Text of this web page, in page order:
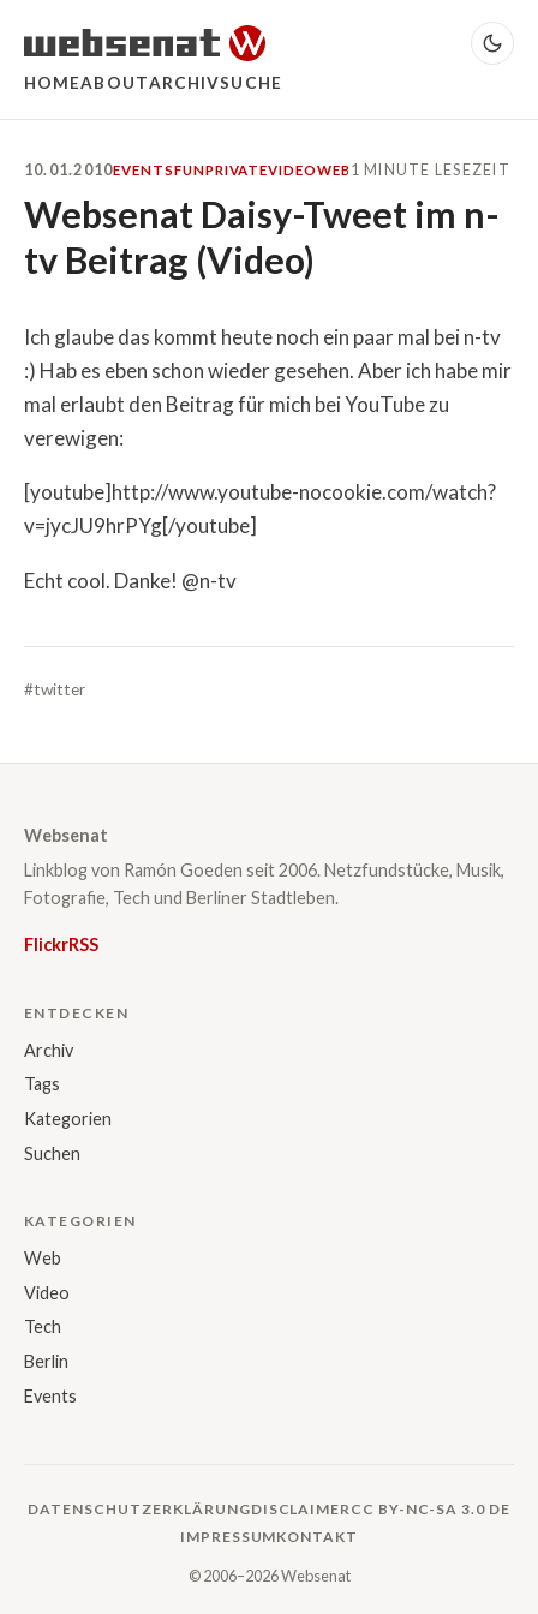
HOMEABOUTARCHIVSUCHE
10.01.2010EVENTSFUNPRIVATEVIDEOWEB1 MINUTE LESEZEIT
Websenat Daisy-Tweet im n-
tv Beitrag (Video)
Ich glaube das kommt heute noch ein paar mal bei n-tv
:) Hab es eben schon wieder gesehen. Aber ich habe mir
mal erlaubt den Beitrag für mich bei YouTube zu
verewigen:
[youtube]http://www.youtube-nocookie.com/watch?
v=jycJU9hrPYg[/youtube]
Echt cool. Danke! @n-tv
#twitter
Websenat
Linkblog von Ramón Goeden seit 2006. Netzfundstücke, Musik,
Fotografie, Tech und Berliner Stadtleben.
FlickrRSS
ENTDECKEN
Archiv
Tags
Kategorien
Suchen
KATEGORIEN
Web
Video
Tech
Berlin
Events
DATENSCHUTZERKLÄRUNGDISCLAIMERCC BY-NC-SA 3.0 DE
IMPRESSUMKONTAKT
© 2006–2026 Websenat